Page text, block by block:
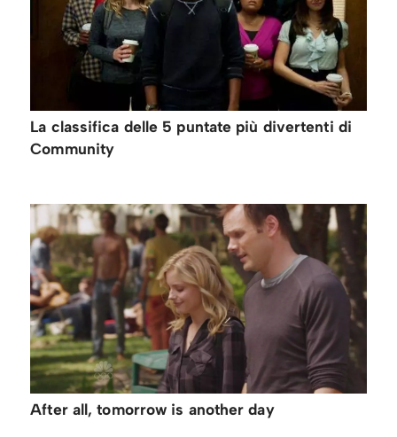
La classifica delle 5 puntate più divertenti di
Community
After all, tomorrow is another day